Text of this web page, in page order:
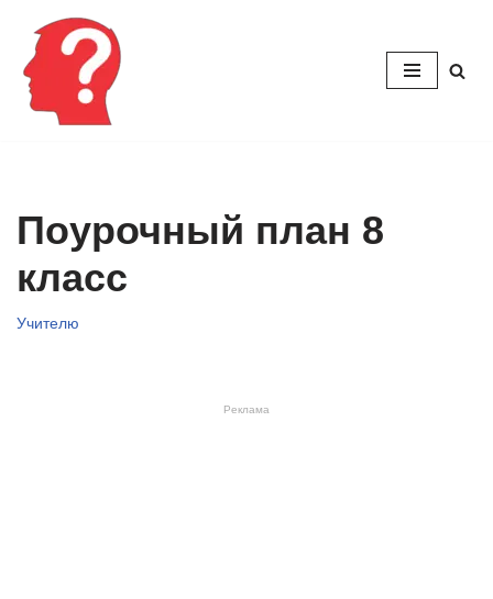
Перейти
содержимому
Поурочный план 8
класс
Учителю
Реклама